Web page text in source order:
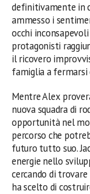
definitivamente in
ammesso i
occhi
protagonisti
il ricovero
famiglia a fermarsi
Mentre Alex
nuova squadra di
opportunità nel
percorso che
futuro tutto suo.
energie nello
cercando di
ha scelto di